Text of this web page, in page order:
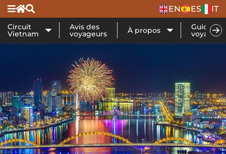
EN ES IT
Circuit
Vietnam
Avis des
voyageurs À propos Guide de
voyage